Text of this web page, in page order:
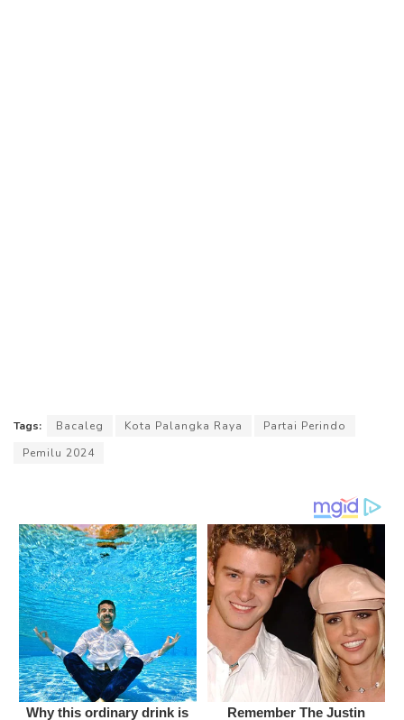
Tags: Bacaleg Kota Palangka Raya
Partai Perindo
Pemilu 2024